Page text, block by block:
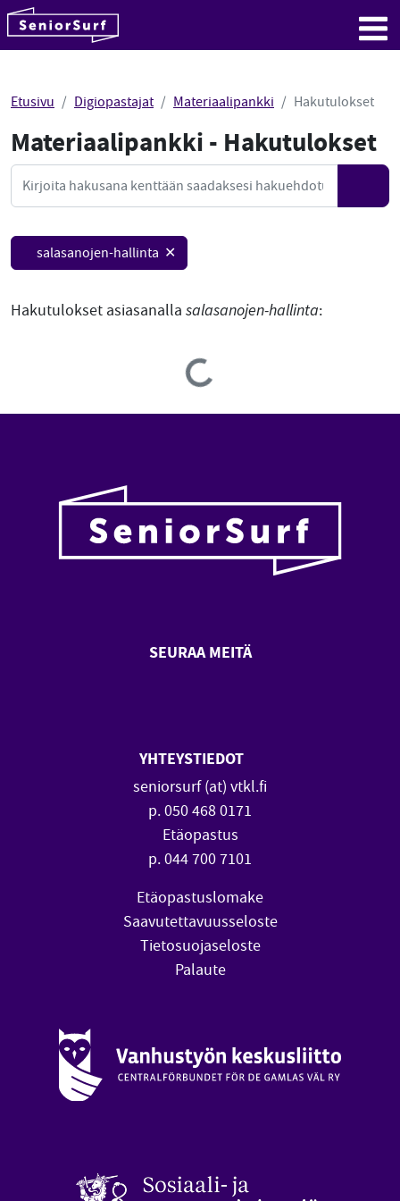
Hyppää sisältöön
Etusivu Digiopastajat Materiaalipankki Hakutulokset
Materiaalipankki - Hakutulokset
Haku
Hae
salasanojen-hallinta ✕
Hakutulokset asiasanalla salasanojen-hallinta:
Loading...
SEURAA MEITÄ
YHTEYSTIEDOT
seniorsurf (at) vtkl.fi
p. 050 468 0171
Etäopastus
p. 044 700 7101
Etäopastuslomake
Saavutettavuusseloste
Tietosuojaseloste
Palaute